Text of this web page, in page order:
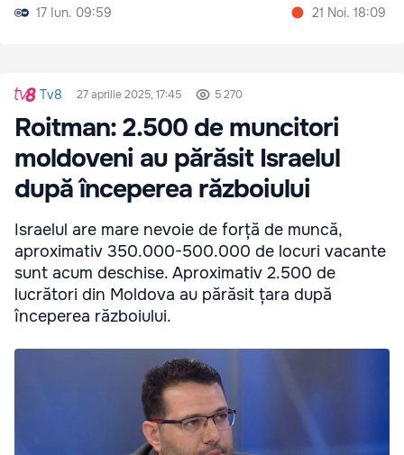
17 Iun. 09:59
21 Noi. 18:09
Tv8 27 aprilie 2025, 17:45 5 270
Roitman: 2.500 de muncitori
moldoveni au părăsit Israelul
după începerea războiului
Israelul are mare nevoie de forță de muncă,
aproximativ 350.000-500.000 de locuri vacante
sunt acum deschise. Aproximativ 2.500 de
lucrători din Moldova au părăsit țara după
începerea războiului.